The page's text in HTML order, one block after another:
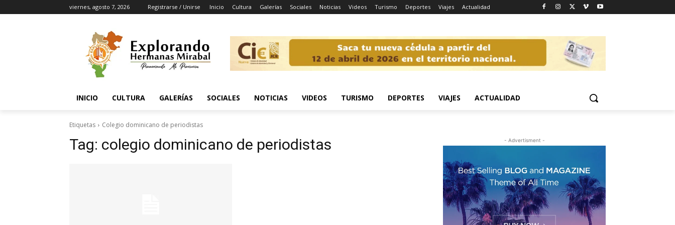
viernes, agosto 7, 2026 Registrarse / Unirse Inicio Cultura Galerías Sociales Noticias Videos Turismo Deportes Viajes Actualidad
INICIO CULTURA GALERÍAS SOCIALES NOTICIAS VIDEOS TURISMO DEPORTES VIAJES ACTUALIDAD
Etiquetas Colegio dominicano de periodistas
Tag: colegio dominicano de periodistas - Advertisment -